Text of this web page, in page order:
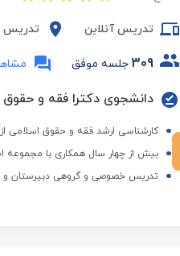
تدریس آنلاین تدریس
309 جلسه موفق مشاهده 50
دانشجوی دکترا فقه و حقوق
کارشناسی ارشد فقه و حقوق اسلامی از
بیش از چهار سال همکاری با مجموعه
تدریس خصوصی و گروهی دبیرستان و